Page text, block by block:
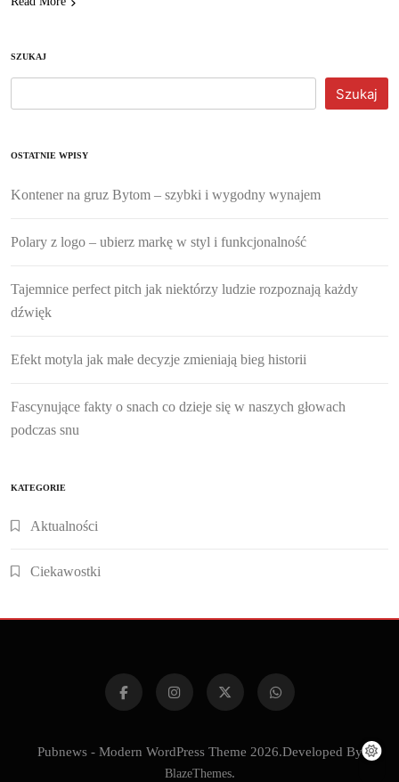
SZUKAJ
Szukaj
OSTATNIE WPISY
Kontener na gruz Bytom – szybki i wygodny wynajem
Polary z logo – ubierz markę w styl i funkcjonalność
Tajemnice perfect pitch jak niektórzy ludzie rozpoznają każdy
dźwięk
Efekt motyla jak małe decyzje zmieniają bieg historii
Fascynujące fakty o snach co dzieje się w naszych głowach
podczas snu
KATEGORIE
Aktualności
Ciekawostki
Pubnews - Modern WordPress Theme 2026.Developed By
BlazeThemes.